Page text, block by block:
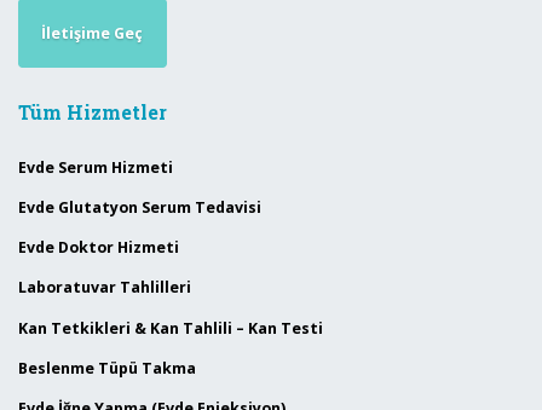
İletişime Geç
Tüm Hizmetler
Evde Serum Hizmeti
Evde Glutatyon Serum Tedavisi
Evde Doktor Hizmeti
Laboratuvar Tahlilleri
Kan Tetkikleri & Kan Tahlili – Kan Testi
Beslenme Tüpü Takma